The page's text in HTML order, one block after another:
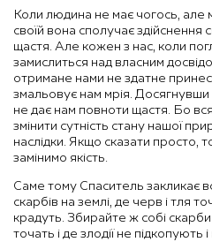
Коли людина не має чогось, але
своїй вона сполучає здійснення
щастя. Але кожен з нас, коли
замислиться над власним
отримане нами не здатне
змальовує нам мрія.
не дає нам повноти щастя. Бо
змінити сутність стану нашої
наслідки. Якщо сказати просто,
замінимо якість.
Саме тому Спаситель закликає
скарбів на землі, де черв і тля
крадуть. Збирайте ж собі скарби
точать і де злодії не підкопують